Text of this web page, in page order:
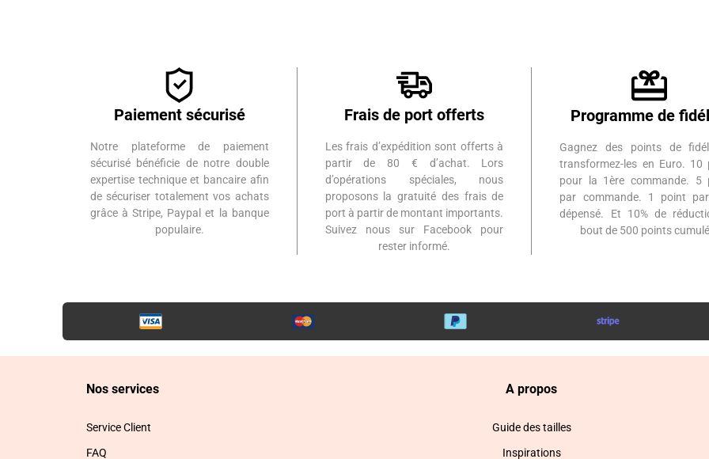
Paiement sécurisé
Notre plateforme de paiement
sécurisé bénéficie de notre double
expertise technique et bancaire afin
de sécuriser totalement vos achats
grâce à Stripe, Paypal et la banque
populaire.
Frais de port offerts
Les frais d’expédition sont offerts à
partir de 80 € d’achat. Lors
d’opérations spéciales, nous
proposons la gratuité des frais de
port à partir de montant importants.
Suivez nous sur Facebook pour
rester informé.
Programme de
Gagnez des points de
transformez-les en Euro. 10
pour la 1ère commande. 5
par commande. 1 point
dépensé. Et 10% de
bout de 500 points
Nos services
Service Client
FAQ
A propos
Guide des tailles
Inspirations